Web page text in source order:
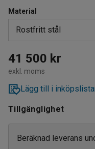
Material
Rostfritt stål
Galvaniserad stålplåt
Rostfritt stål
41 500 kr
exkl. moms
Lägg till i
Tillgänglighet
Beräknad leverans